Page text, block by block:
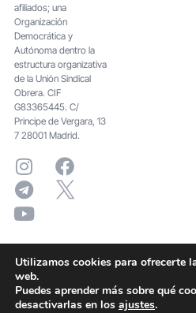
afiliados; una
Organización
Democrática y
Autónoma dentro la
estructura organizativa
de la Unión Sindical
Obrera. CIF
G83365445. C/
Principe de Vergara, 13
7 28001 Madrid.
Utilizamos cookies para ofrecerte
web.
Puedes aprender más sobre qué
desactivarlas en los ajustes.